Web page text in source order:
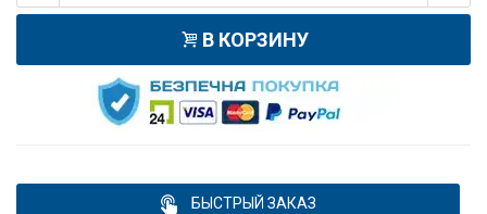
В КОРЗИНУ
БЫСТРЫЙ ЗАКАЗ